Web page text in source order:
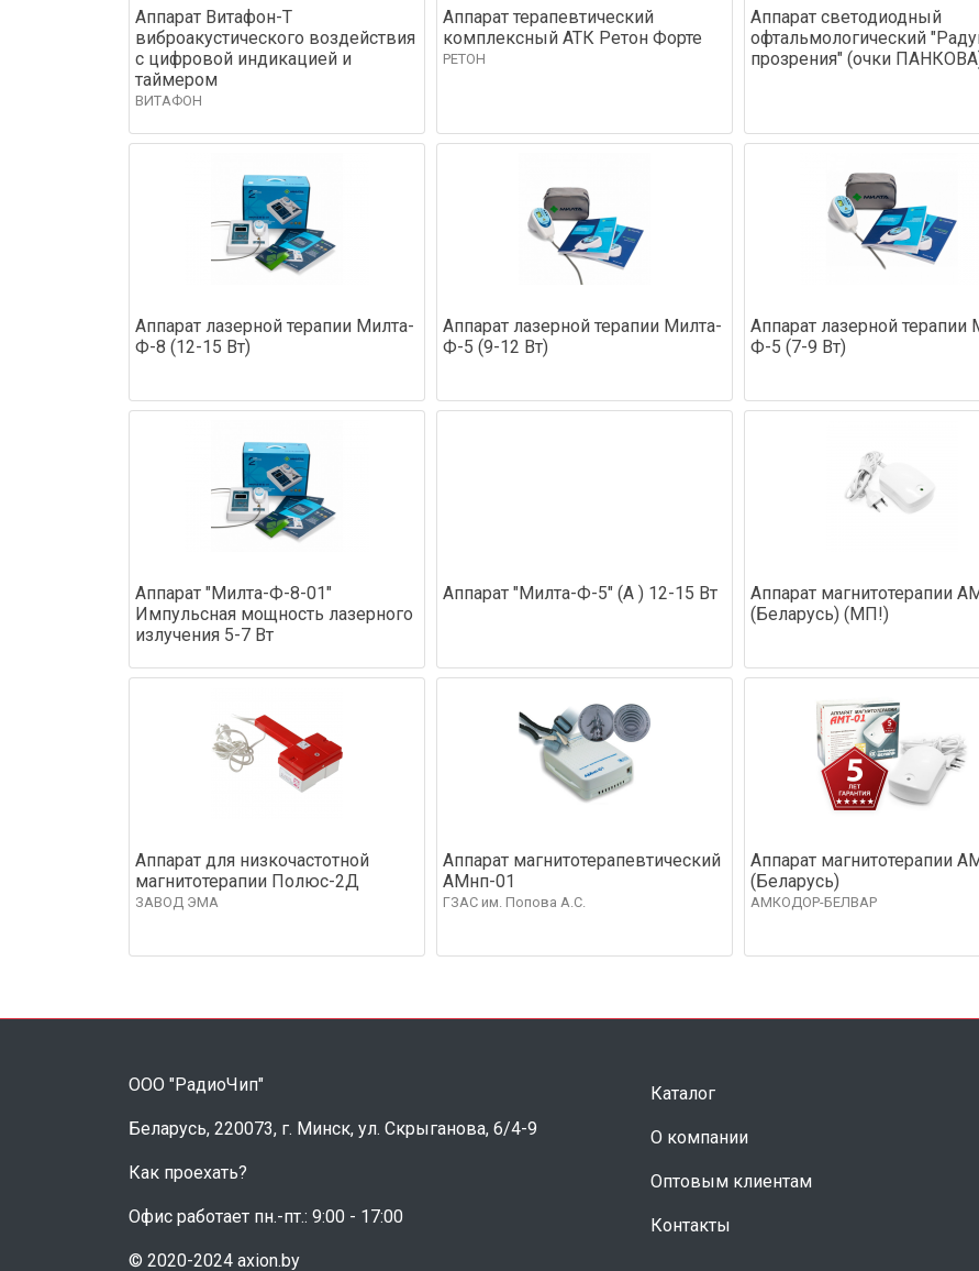
Аппарат Витафон-Т
виброакустического воздействия
с цифровой индикацией и
таймером
ВИТАФОН
Аппарат терапевтический
комплексный АТК Ретон Форте
РЕТОН
Аппарат светодиодный
офтальмологический
прозрения" (очки
Аппарат лазерной терапии Милта-
Ф-8 (12-15 Вт)
Аппарат лазерной терапии Милта-
Ф-5 (9-12 Вт)
Аппарат лазерной терапии
Ф-5 (7-9 Вт)
Аппарат "Милта-Ф-8-01"
Импульсная мощность лазерного
излучения 5-7 Вт
Аппарат "Милта-Ф-5" (А ) 12-15 Вт
Аппарат магнитотерапии
(Беларусь) (МП!)
Аппарат для низкочастотной
магнитотерапии Полюс-2Д
ЗАВОД ЭМА
Аппарат магнитотерапевтический
АМнп-01
ГЗАС им. Попова А.С.
Аппарат магнитотерапии
(Беларусь)
АМКОДОР-БЕЛВАР
ООО "РадиоЧип"
Беларусь, 220073, г. Минск, ул. Скрыганова, 6/4-9
Как проехать?
Офис работает пн.-пт.: 9:00 - 17:00
© 2020-2024 axion.by
Каталог
О компании
Оптовым клиентам
Контакты